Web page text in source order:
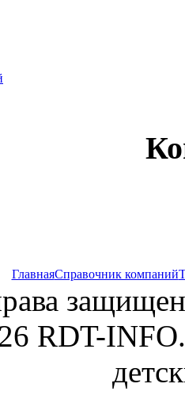
ГлавнаяСправочник компаний
RDT-